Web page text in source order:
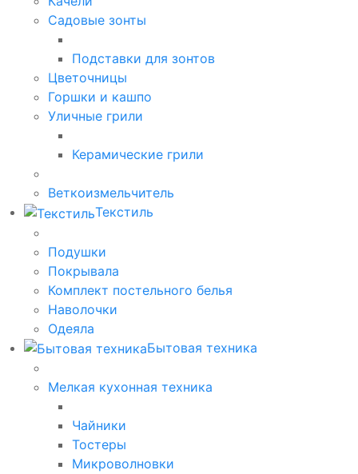
Садовые зонты
Подставки для зонтов
Цветочницы
Горшки и кашпо
Уличные грили
Керамические грили
Веткоизмельчитель
Текстиль
Подушки
Покрывала
Комплект постельного белья
Наволочки
Одеяла
Бытовая техника
Мелкая кухонная техника
Чайники
Тостеры
Микроволновки